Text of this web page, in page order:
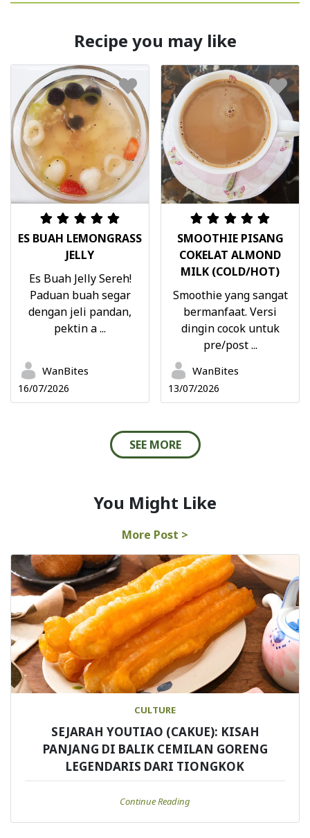
Recipe you may like
ES BUAH LEMONGRASS
JELLY
Es Buah Jelly Sereh!
Paduan buah segar
dengan jeli pandan,
pektin a ...
WanBites
16/07/2026
SMOOTHIE PISANG
COKELAT ALMOND
MILK (COLD/HOT)
Smoothie yang sangat
bermanfaat. Versi
dingin cocok untuk
pre/post ...
WanBites
13/07/2026
SEE MORE
You Might Like
More Post >
CULTURE
SEJARAH YOUTIAO (CAKUE): KISAH
PANJANG DI BALIK CEMILAN GORENG
LEGENDARIS DARI TIONGKOK
Continue Reading